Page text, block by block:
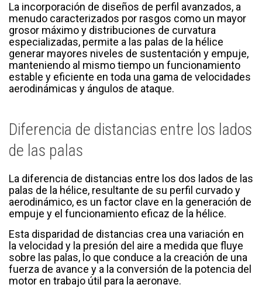
La incorporación de diseños de perfil avanzados, a
menudo caracterizados por rasgos como un mayor
grosor máximo y distribuciones de curvatura
especializadas, permite a las palas de la hélice
generar mayores niveles de sustentación y empuje,
manteniendo al mismo tiempo un funcionamiento
estable y eficiente en toda una gama de velocidades
aerodinámicas y ángulos de ataque.
Diferencia de distancias entre los lados
de las palas
La diferencia de distancias entre los dos lados de las
palas de la hélice, resultante de su perfil curvado y
aerodinámico, es un factor clave en la generación de
empuje y el funcionamiento eficaz de la hélice.
Esta disparidad de distancias crea una variación en
la velocidad y la presión del aire a medida que fluye
sobre las palas, lo que conduce a la creación de una
fuerza de avance y a la conversión de la potencia del
motor en trabajo útil para la aeronave.